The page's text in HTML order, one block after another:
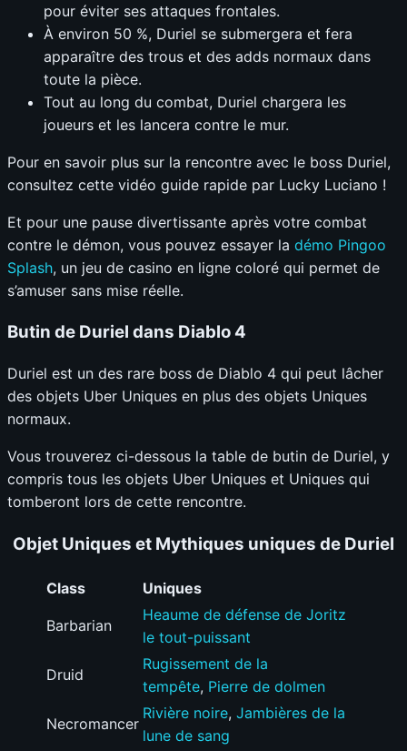
pour éviter ses attaques frontales.
À environ 50 %, Duriel se submergera et fera
apparaître des trous et des adds normaux dans
toute la pièce.
Tout au long du combat, Duriel chargera les
joueurs et les lancera contre le mur.
Pour en savoir plus sur la rencontre avec le boss Duriel,
consultez cette vidéo guide rapide par Lucky Luciano !
Et pour une pause divertissante après votre combat
contre le démon, vous pouvez essayer la démo Pingoo
Splash, un jeu de casino en ligne coloré qui permet de
s’amuser sans mise réelle.
Butin de Duriel dans Diablo 4
Duriel est un des rare boss de Diablo 4 qui peut lâcher
des objets Uber Uniques en plus des objets Uniques
normaux.
Vous trouverez ci-dessous la table de butin de Duriel, y
compris tous les objets Uber Uniques et Uniques qui
tomberont lors de cette rencontre.
Objet Uniques et Mythiques uniques de Duriel
Class Uniques
Barbarian
Heaume de défense de Joritz
le tout-puissant
Druid
Rugissement de la
tempête, Pierre de dolmen
Necromancer
Rivière noire, Jambières de la
lune de sang